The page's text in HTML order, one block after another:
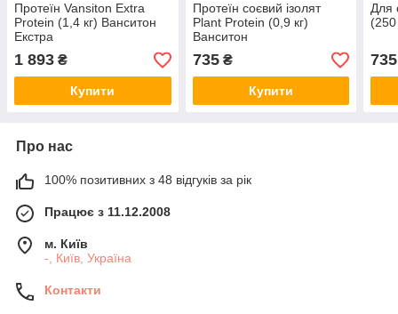
Протеїн Vansiton Extra
Protein (1,4 кг) Ванситон
Екстра
1 893 ₴
Купити
Протеїн соєвий ізолят
Plant Protein (0,9 кг)
Ванситон
735₴
Купити
Для
(250
735
Про нас
100% позитивних з 48 відгуків за рік
Працює з 11.12.2008
м. Київ
-, Київ, Україна
Контакти